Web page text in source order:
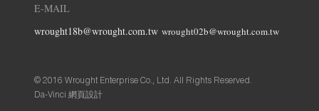
E-MAIL
wrought18b@wrought.com.tw wrought02b@wrought.com.tw
© 2016 Wrought Enterprise Co., Ltd. All Rights Reserved.
Da-Vinci 網頁設計